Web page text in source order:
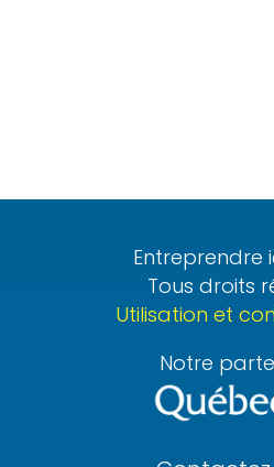
Entreprendre
Tous droits
Utilisation et
Notre